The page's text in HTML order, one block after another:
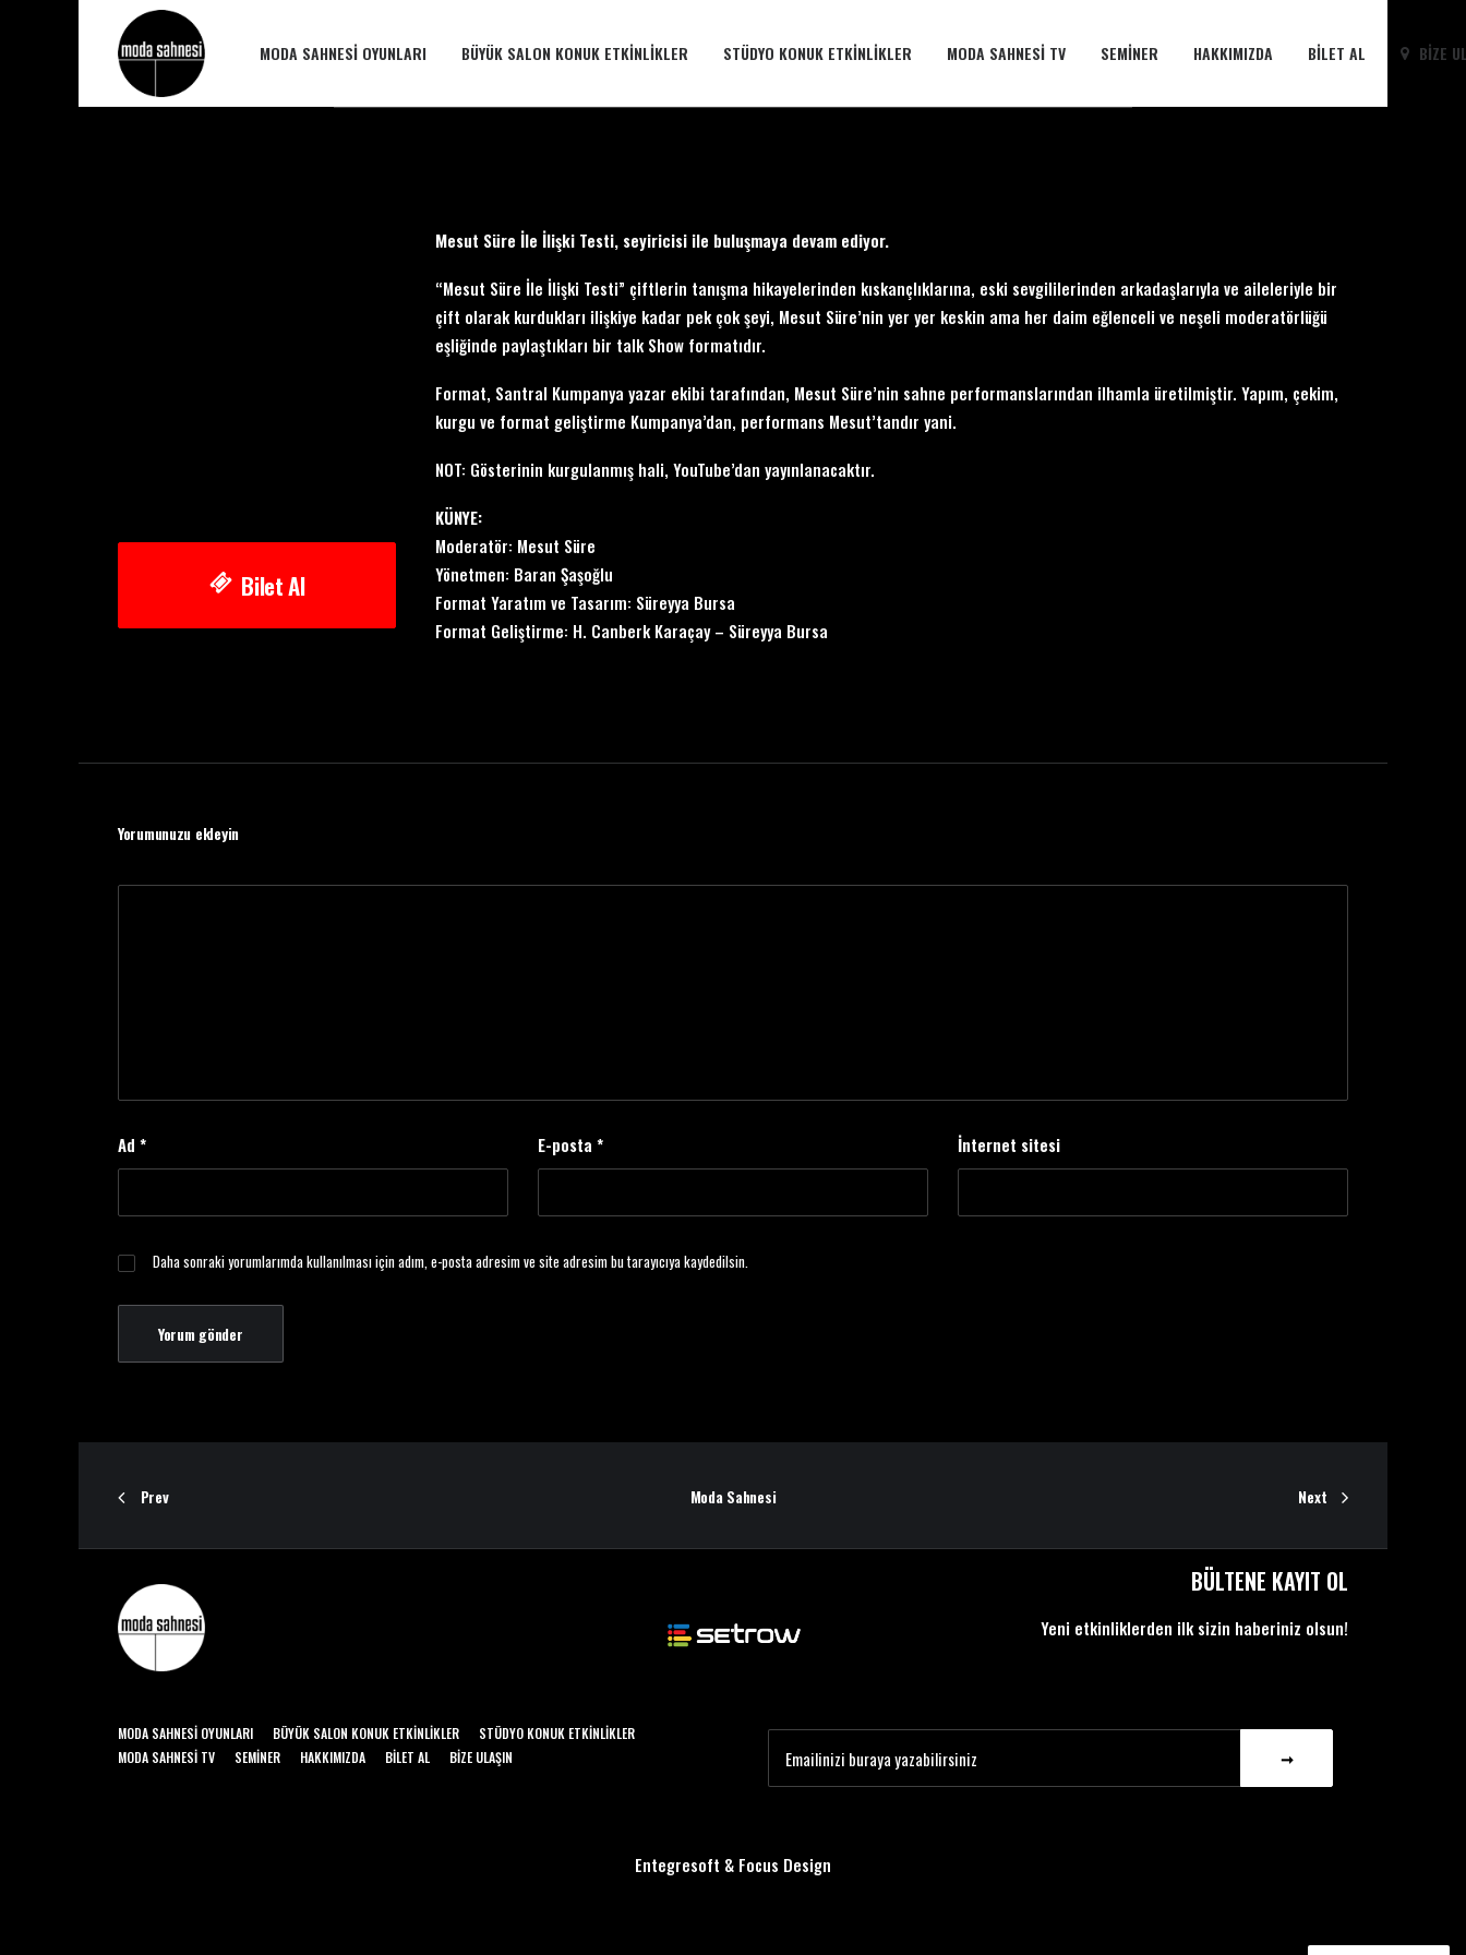
MODA SAHNESI OYUNLARI BÜYÜK SALON KONUK ETKINLIKLER STÜDYO KONUK ETKINLIKLER MODA SAHNESI TV SEMINER HAKKIMIZDA BILET AL BIZE
Bilet Al
Mesut Süre İle İlişki Testi, seyiricisi ile buluşmaya devam ediyor.
“Mesut Süre İle İlişki Testi” çiftlerin tanışma hikayelerinden kıskançlıklarına, eski sevgililerinden arkadaşlarıyla ve aileleriyle bir
çift olarak kurdukları ilişkiye kadar pek çok şeyi, Mesut Süre’nin yer yer keskin ama her daim eğlenceli ve neşeli moderatörlüğü
eşliğinde paylaştıkları bir talk Show formatıdır.
Format, Santral Kumpanya yazar ekibi tarafından, Mesut Süre’nin sahne performanslarından ilhamla üretilmiştir. Yapım, çekim,
kurgu ve format geliştirme Kumpanya’dan, performans Mesut’tandır yani.
NOT: Gösterinin kurgulanmış hali, YouTube’dan yayınlanacaktır.
KÜNYE:
Moderatör: Mesut Süre
Yönetmen: Baran Şaşoğlu
Format Yaratım ve Tasarım: Süreyya Bursa
Format Geliştirme: H. Canberk Karaçay – Süreyya Bursa
Yorumunuzu ekleyin
Ad * E-posta * İnternet sitesi
Daha sonraki yorumlarımda kullanılması için adım, e-posta adresim ve site adresim bu tarayıcıya kaydedilsin.
Prev Moda Sahnesi Next
BÜLTENE KAYIT OL
Yeni etkinliklerden ilk sizin haberiniz olsun!
MODA SAHNESI OYUNLARI BÜYÜK SALON KONUK ETKINLIKLER
STÜDYO KONUK ETKINLIKLER
MODA SAHNESI TV
SEMINER HAKKIMIZDA BILET AL BIZE ULAŞIN
Entegresoft & Focus Design